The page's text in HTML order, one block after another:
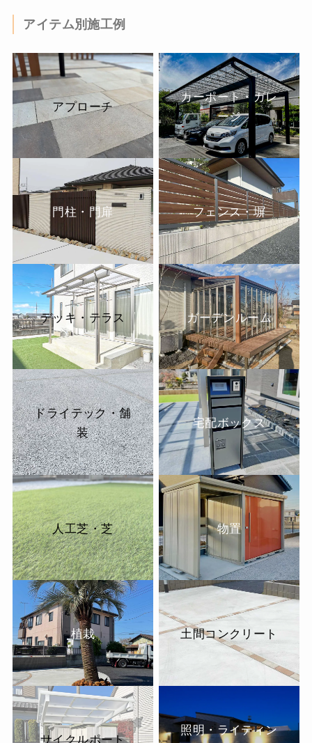
アイテム別施工例
アプローチ
カーポート・ガレ
ージ
門柱・門扉 フェンス・塀
デッキ・テラス ガーデンルーム
ドライテック・舗
装
宅配ボックス
人工芝・芝 物置
植栽 土間コンクリート
サイクルポート
照明・ライティン